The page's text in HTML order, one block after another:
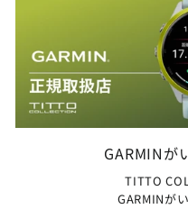
GARMINが
TITTO
GARMINが